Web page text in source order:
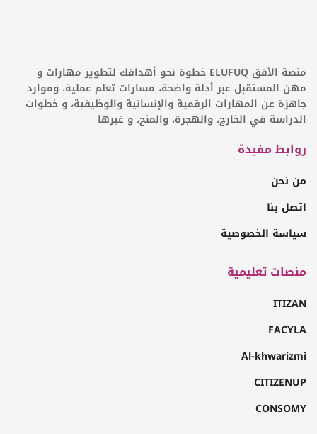
منصة الأفق ELUFUQ خطوة نحو أهدافك لتطوير مهارات و
مهن المستقبل عبر أدلة واضحة، مسارات تعلم عملية، وموارد
جاهزة عن المهارات الرقمية والإنسانية والوظيفية، و خطوات
الدراسة في الخارج، والهجرة، والمنح، و غيرها
روابط مفيدة
من نحن
اتصل بنا
سياسة الخصوصية
منصات تعليمية
ITIZAN
FACYLA
Al-khwarizmi
CITIZENUP
CONSOMY